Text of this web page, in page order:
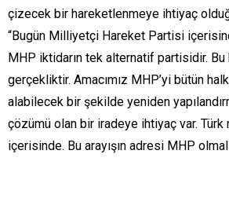
çizecek bir hareketlenmeye ihtiyaç
“Bugün Milliyetçi Hareket Partisi
MHP iktidarın tek alternatif partisidir.
gerçekliktir. Amacımız MHP’yi bütün
alabilecek bir şekilde yeniden
çözümü olan bir iradeye ihtiyaç var. Türk
içerisinde. Bu arayışın adresi MHP